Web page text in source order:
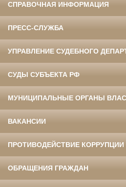
СПРАВОЧНАЯ ИНФОРМАЦИЯ
ПРЕСС-СЛУЖБА
УПРАВЛЕНИЕ СУДЕБНОГО
СУДЫ СУБЪЕКТА РФ
МУНИЦИПАЛЬНЫЕ ОРГАНЫ
ВАКАНСИИ
ПРОТИВОДЕЙСТВИЕ КОРРУПЦИИ
ОБРАЩЕНИЯ ГРАЖДАН